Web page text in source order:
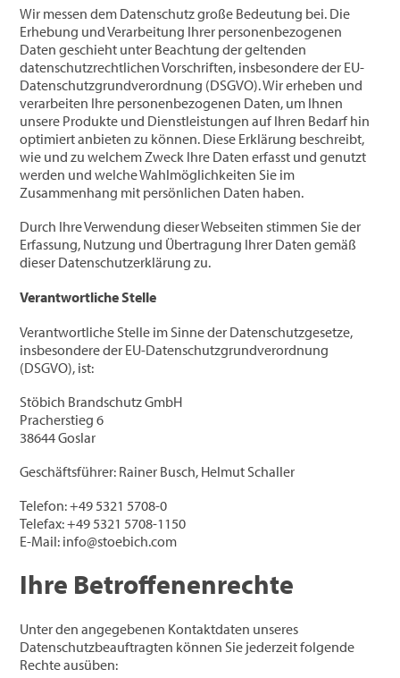
Wir messen dem Datenschutz große Bedeutung bei. Die
Erhebung und Verarbeitung Ihrer personenbezogenen
Daten geschieht unter Beachtung der geltenden
datenschutzrechtlichen Vorschriften, insbesondere der EU-
Datenschutzgrundverordnung (DSGVO). Wir erheben und
verarbeiten Ihre personenbezogenen Daten, um Ihnen
unsere Produkte und Dienstleistungen auf Ihren Bedarf hin
optimiert anbieten zu können. Diese Erklärung beschreibt,
wie und zu welchem Zweck Ihre Daten erfasst und genutzt
werden und welche Wahlmöglichkeiten Sie im
Zusammenhang mit persönlichen Daten haben.
Durch Ihre Verwendung dieser Webseiten stimmen Sie der
Erfassung, Nutzung und Übertragung Ihrer Daten gemäß
dieser Datenschutzerklärung zu.
Verantwortliche Stelle
Verantwortliche Stelle im Sinne der Datenschutzgesetze,
insbesondere der EU-Datenschutzgrundverordnung
(DSGVO), ist:
Stöbich Brandschutz GmbH
Pracherstieg 6
38644 Goslar
Geschäftsführer: Rainer Busch, Helmut Schaller
Telefon: +49 5321 5708-0
Telefax: +49 5321 5708-1150
E-Mail: info@stoebich.com
Ihre Betroffenenrechte
Unter den angegebenen Kontaktdaten unseres
Datenschutzbeauftragten können Sie jederzeit folgende
Rechte ausüben: